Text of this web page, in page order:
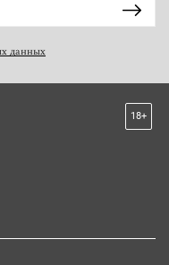
данных
18+